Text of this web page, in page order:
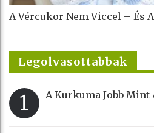
A Vércukor Nem Viccel – És
Legolvasottabbak
1 A Kurkuma Jobb Mint